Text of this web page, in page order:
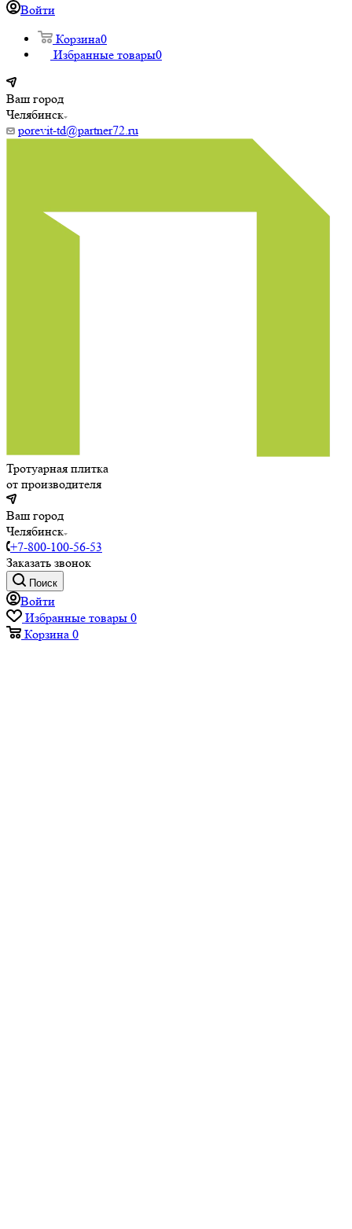
Войти
Корзина0
Избранные товары0
Ваш город
Челябинск
porevit-td@partner72.ru
Тротуарная плитка
от производителя
Ваш город
Челябинск
+7-800-100-56-53
Заказать звонок
Поиск
Войти
Избранные товары 0
Корзина 0